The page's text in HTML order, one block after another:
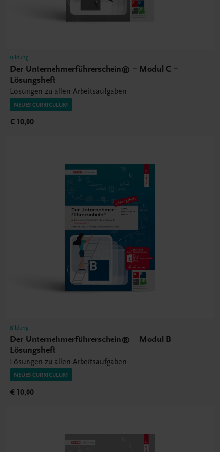
Bildung
Der Unternehmerführerschein® – Modul C –
Lösungsheft
Lösungen zu allen Arbeitsaufgaben
NEUES CURRICULUM
€ 10,00
Bildung
Der Unternehmerführerschein® – Modul B –
Lösungsheft
Lösungen zu allen Arbeitsaufgaben
NEUES CURRICULUM
€ 10,00